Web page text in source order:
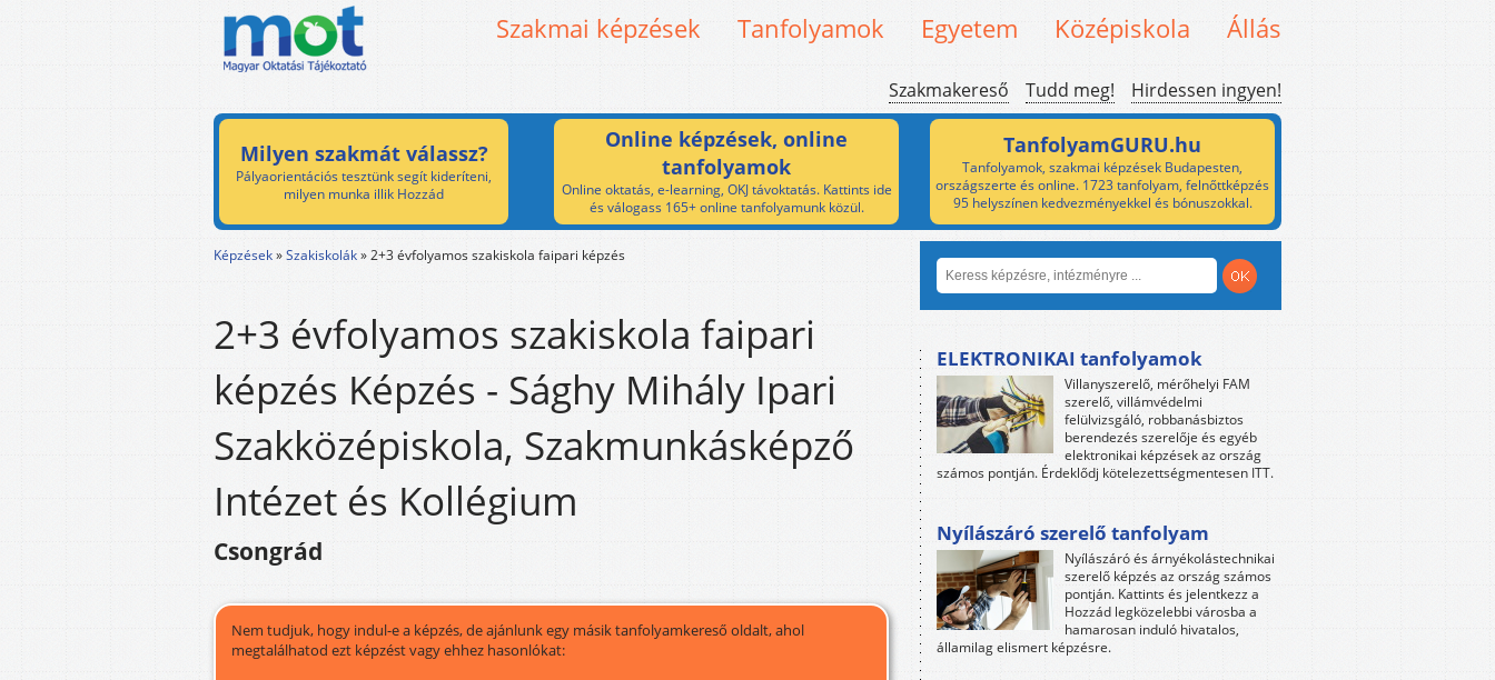
Szakmai képzések Tanfolyamok Egyetem Középiskola Állás
Szakmakereső Tudd meg! Hirdessen ingyen!
Milyen szakmát válassz?
Pályaorientációs tesztünk segít kideríteni,
milyen munka illik Hozzád
Online képzések, online
tanfolyamok
Online oktatás, e-learning, OKJ távoktatás. Kattints ide
és válogass 165+ online tanfolyamunk közül.
TanfolyamGURU.hu
Tanfolyamok, szakmai képzések Budapesten,
országszerte és online. 1723 tanfolyam, felnőttképzés
95 helyszínen kedvezményekkel és bónuszokkal.
Képzések»Szakiskolák»2+3 évfolyamos szakiskola faipari képzés
2+3 évfolyamos szakiskola faipari
képzés Képzés - Sághy Mihály Ipari
Szakközépiskola, Szakmunkásképző
Intézet és Kollégium
Csongrád
Nem tudjuk, hogy indul-e a képzés, de ajánlunk egy másik tanfolyamkereső oldalt, ahol
megtalálhatod ezt képzést vagy ehhez hasonlókat:
ELEKTRONIKAI tanfolyamok
Villanyszerelő, mérőhelyi FAM
szerelő, villámvédelmi
felülvizsgáló, robbanásbiztos
berendezés szerelője és egyéb
elektronikai képzések az ország
számos pontján. Érdeklődj kötelezettségmentesen ITT.
Nyílászáró szerelő tanfolyam
Nyílászáró és árnyékolástechnikai
szerelő képzés az ország számos
pontján. Kattints és jelentkezz a
Hozzád legközelebbi városba a
hamarosan induló hivatalos,
államilag elismert képzésre.